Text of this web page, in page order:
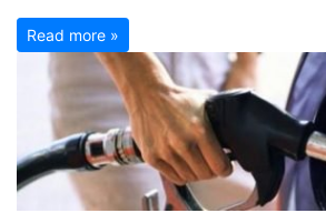
Read more »